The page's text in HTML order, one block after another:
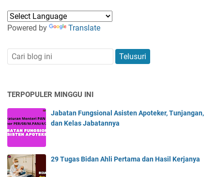
Powered by Translate
TERPOPULER MINGGU INI
Jabatan Fungsional Asisten Apoteker, Tunjangan,
dan Kelas Jabatannya
29 Tugas Bidan Ahli Pertama dan Hasil Kerjanya